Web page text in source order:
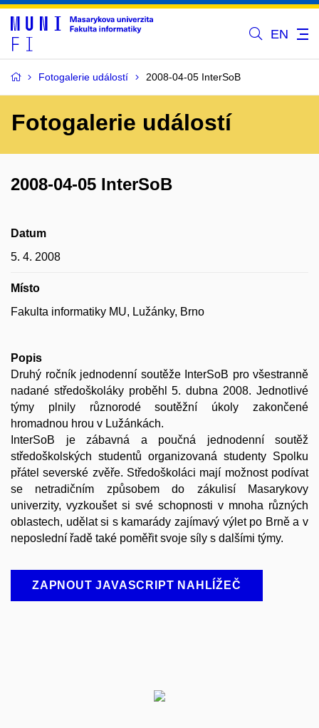
EN
Fotogalerie událostí 2008-04-05 InterSoB
Fotogalerie událostí
2008-04-05 InterSoB
Datum
5. 4. 2008
Místo
Fakulta informatiky MU, Lužánky, Brno
Popis
Druhý ročník jednodenní soutěže InterSoB pro všestranně
nadané středoškoláky proběhl 5. dubna 2008. Jednotlivé
týmy plnily různorodé soutěžní úkoly zakončené
hromadnou hrou v Lužánkách.
InterSoB je zábavná a poučná jednodenní soutěž
středoškolských studentů organizovaná studenty Spolku
přátel severské zvěře. Středoškoláci mají možnost podívat
se netradičním způsobem do zákulisí Masarykovy
univerzity, vyzkoušet si své schopnosti v mnoha různých
oblastech, udělat si s kamarády zajímavý výlet po Brně a v
neposlední řadě také poměřit svoje síly s dalšími týmy.
ZAPNOUT JAVASCRIPT NAHLÍŽEČ